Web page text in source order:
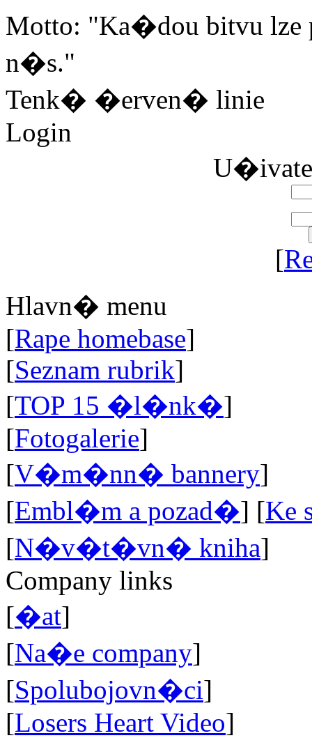
Motto: "Ka�dou bitvu
n�s."
Tenk� �erven� linie
Login
[
Hlavn� menu
[Rape homebase]
[Seznam rubrik]
[TOP 15 �l�nk�]
[Fotogalerie]
[V�m�nn� bannery]
[Embl�m a pozad�] [Ke
[N�v�t�vn� kniha]
Company links
[�at]
[Na�e company]
[Spolubojovn�ci]
[Losers Heart Video]